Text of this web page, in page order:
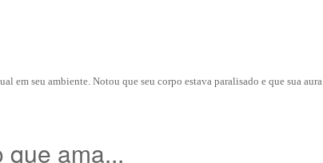
em seu ambiente. Notou que seu corpo estava paralisado e que sua aura
ama...